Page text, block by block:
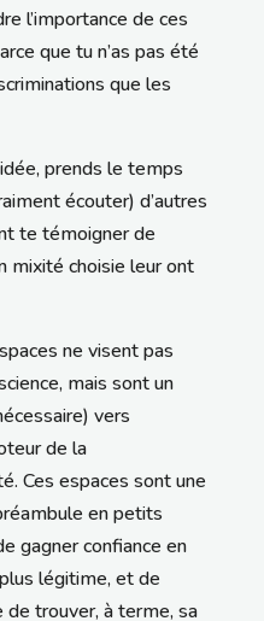
l’importance de ces
que tu n’as pas été
que les
prends le temps
écouter) d’autres
te témoigner de
mixité choisie leur ont
ne visent pas
mais sont un
vers
de la
Ces espaces sont une
en petits
gagner confiance en
légitime, et de
trouver, à terme, sa